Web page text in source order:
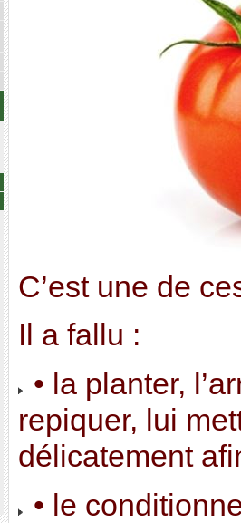
C’est une de
Il a fallu :
• la planter,
repiquer, lui
délicatement
• le